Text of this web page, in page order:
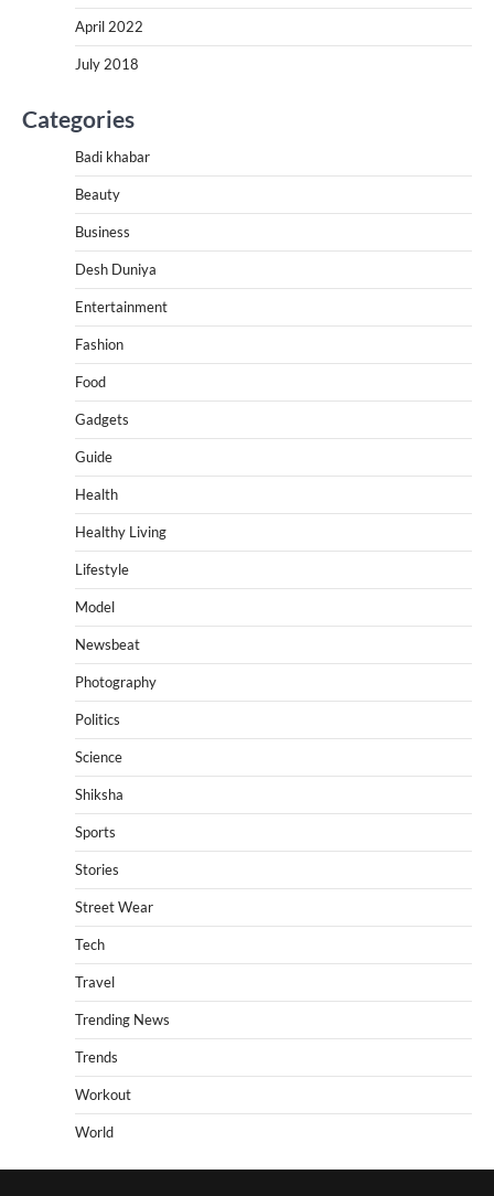
April 2022
July 2018
Categories
Badi khabar
Beauty
Business
Desh Duniya
Entertainment
Fashion
Food
Gadgets
Guide
Health
Healthy Living
Lifestyle
Model
Newsbeat
Photography
Politics
Science
Shiksha
Sports
Stories
Street Wear
Tech
Travel
Trending News
Trends
Workout
World